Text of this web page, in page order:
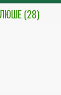
(28)